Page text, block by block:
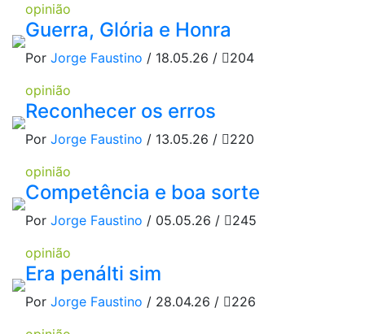
opinião
Guerra, Glória e Honra
Por Jorge Faustino / 18.05.26 /
204
opinião
Reconhecer os erros
Por Jorge Faustino / 13.05.26 /
220
opinião
Competência e boa sorte
Por Jorge Faustino / 05.05.26 /
245
opinião
Era penálti sim
Por Jorge Faustino / 28.04.26 /
226